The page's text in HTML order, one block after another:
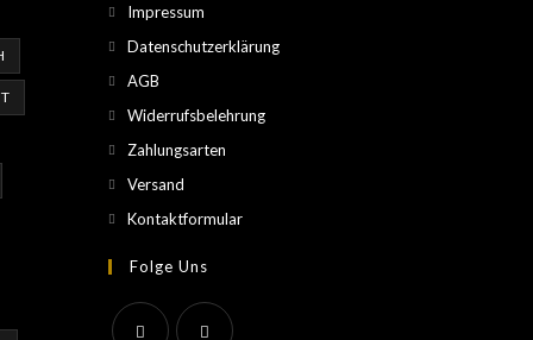
Impressum
Datenschutzerklärung
AGB
Widerrufsbelehrung
Zahlungsarten
Versand
Kontaktformular
Folge Uns